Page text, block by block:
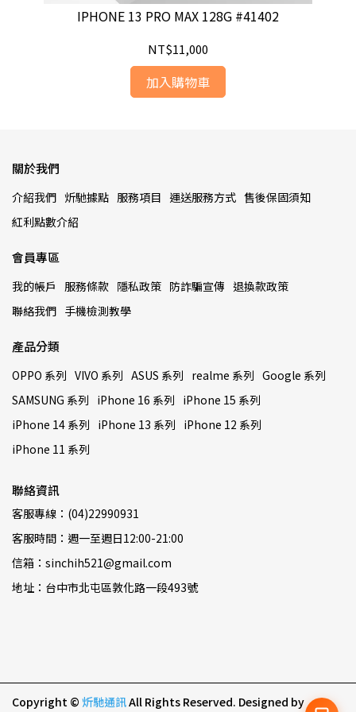
IPHONE 13 PRO MAX 128G #41402
NT$11,000
加入購物車
關於我們
介紹我們 炘馳據點 服務項目 運送服務方式 售後保固須知
紅利點數介紹
會員專區
我的帳戶 服務條款 隱私政策 防詐騙宣傳 退換款政策
聯絡我們 手機檢測教學
產品分類
OPPO 系列 VIVO 系列 ASUS 系列 realme 系列 Google 系列
SAMSUNG 系列 iPhone 16 系列 iPhone 15 系列
iPhone 14 系列 iPhone 13 系列 iPhone 12 系列
iPhone 11 系列
聯絡資訊
客服專線：(04)22990931
客服時間：週一至週日12:00-21:00
信箱：sinchih521@gmail.com
地址：台中市北屯區敦化路一段493號
Copyright © 炘馳通訊All Rights Reserved. Designed by